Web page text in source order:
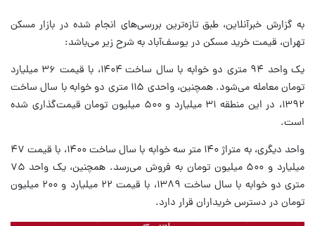
به گزارش خبرآنلاین، طبق تازه‌ترین بررسی‌های انجام شده در بازار مسکن
تهران، قیمت خرید مسکن در یوسف‌آباد به شرح زیر می‌باشد:
یک واحد ۹۴ متری دو خوابه با سال ساخت ۱۴۰۴، با قیمت ۳۶ میلیارد
تومان معامله می‌شود. همچنین، واحدی ۱۱۵ متری دو خوابه با سال ساخت
۱۳۹۲، در این منطقه ۳۱ میلیارد و ۵۰۰ میلیون تومان قیمت‌گذاری شده
است.
واحد دیگری، به متراژ ۱۴۰ متر سه خوابه با سال ساخت ۱۴۰۰، با قیمت ۴۷
میلیارد و ۵۰۰ میلیون تومان به فروش می‌رسد. همچنین، یک واحد ۷۵
متری دو خوابه با سال ساخت ۱۳۸۹، با قیمت ۲۲ میلیارد و ۲۰۰ میلیون
تومان در دسترس خریداران قرار دارد.